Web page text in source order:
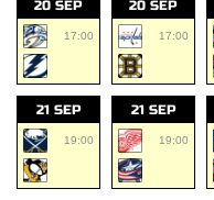
20 SEP
17:00
20 SEP
17:00
21 SEP
19:00
21 SEP
19:00